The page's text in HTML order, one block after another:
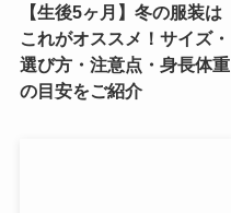
【生後5ヶ月】冬の服装は
これがオススメ！サイズ・
選び方・注意点・身長体重
の目安をご紹介